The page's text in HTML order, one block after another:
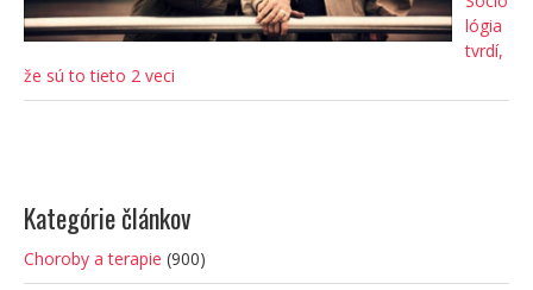
lógia
tvrdí,
že sú to tieto 2 veci
Kategórie článkov
Choroby a terapie (900)